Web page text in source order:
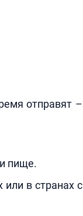
отправят –
пище.
или в странах с